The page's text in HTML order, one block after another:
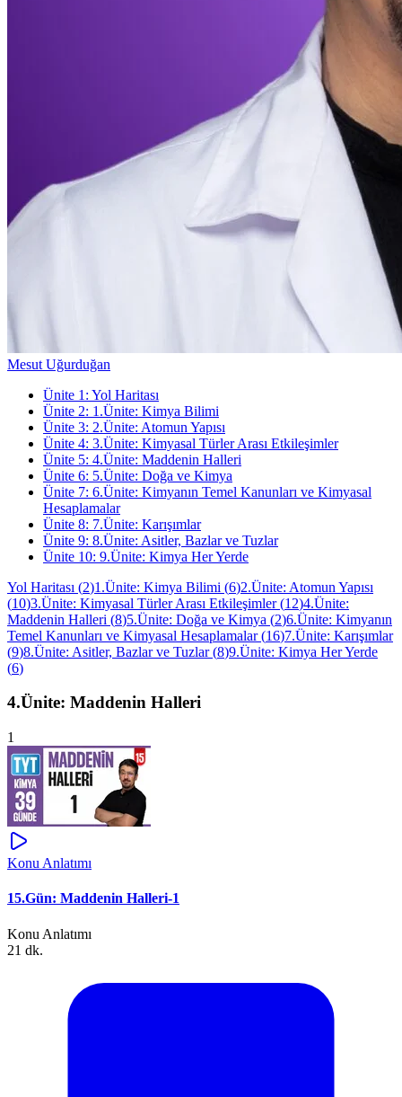
Mesut Uğurduğan
Ünite 1 : Yol Haritası
Ünite 2: 1.Ünite: Kimya Bilimi
Ünite 3: 2.Ünite: Atomun Yapısı
Ünite 4: 3.Ünite: Kimyasal Türler Arası Etkileşimler
Ünite 5: 4.Ünite: Maddenin Halleri
Ünite 6: 5.Ünite: Doğa ve Kimya
Ünite 7: 6.Ünite: Kimyanın Temel Kanunları ve Kimyasal
Hesaplamalar
Ünite 8: 7.Ünite: Karışımlar
Ünite 9: 8.Ünite: Asitler, Bazlar ve Tuzlar
Ünite 10: 9.Ünite: Kimya Her Yerde
Yol Haritası (2)1.Ünite: Kimya Bilimi (6)2.Ünite: Atomun Yapısı
(10)3.Ünite: Kimyasal Türler Arası Etkileşimler(12)4.Ünite:
Maddenin Halleri (8)5.Ünite: Doğa ve Kimya (2)6.Ünite: Kimyanın
Temel Kanunları ve Kimyasal Hesaplamalar(16)7.Ünite: Karışımlar
(9)8.Ünite: Asitler, Bazlar ve Tuzlar(8)9.Ünite: Kimya Her Yerde
(6)
4.Ünite: Maddenin Halleri
1
Konu Anlatımı
15.Gün: Maddenin Halleri-1
Konu Anlatımı
21 dk.